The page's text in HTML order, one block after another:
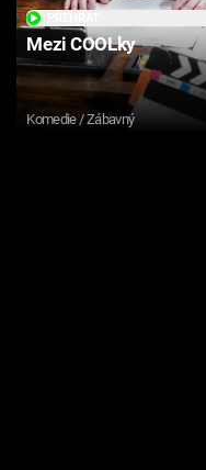
Mezi COOLky
Komedie / Zábavný